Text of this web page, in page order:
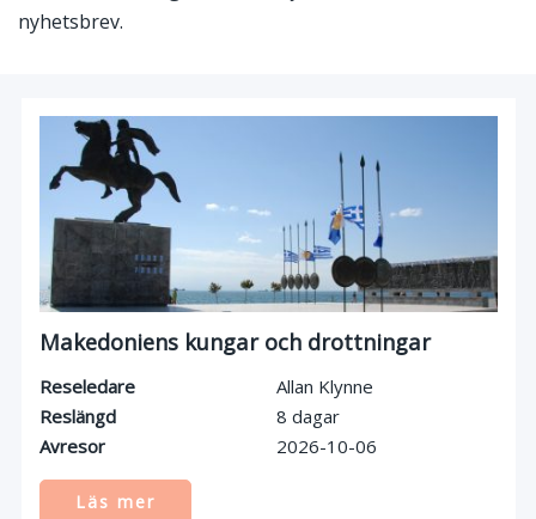
nyhetsbrev.
Makedoniens kungar och drottningar
Reseledare
Allan Klynne
Reslängd
8 dagar
Avresor
2026-10-06
Läs mer